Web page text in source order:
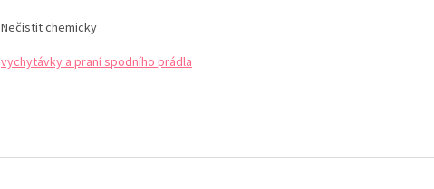
Nečistit chemicky
vychytávky a praní spodního prádla